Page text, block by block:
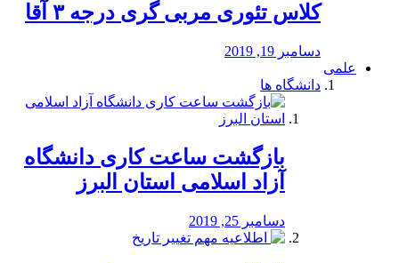
کلاس تئوری مربی گری درجه ۳ آقا
دسامبر 19, 2019
علمی
دانشگاه ها
بازگشت ساعت کاری دانشگاه
آزاد اسلامی استان البرز
دسامبر 25, 2019